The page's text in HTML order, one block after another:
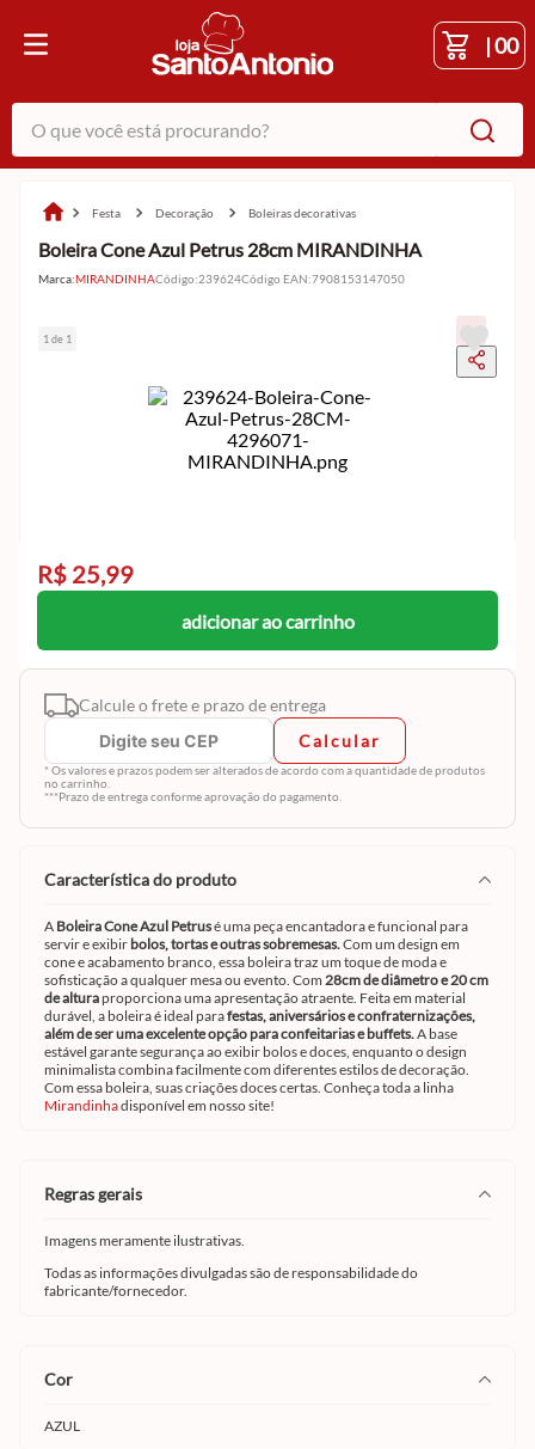
|00
O que você está procurando?
festa decoração boleiras decorativas
Boleira Cone Azul Petrus 28cm MIRANDINHA
Marca:MIRANDINHACódigo:239624Código EAN:7908153147050
1 de 1
R$ 25,99
adicionar ao carrinho
Calcule o frete e prazo de entrega
Calcular
* Os valores e prazos podem ser alterados de acordo com a quantidade de produtos
no carrinho.
***Prazo de entrega conforme aprovação do pagamento.
característica do produto
A Boleira Cone Azul Petrusé uma peça encantadora e funcional para
servir e exibir bolos, tortas e outras sobremesas.Com um design em
cone e acabamento branco, essa boleira traz um toque de moda e
sofisticação a qualquer mesa ou evento. Com 28cm de diâmetro e 20 cm
de alturaproporciona uma apresentação atraente. Feita em material
durável, a boleira é ideal parafestas, aniversários e confraternizações,
além de ser uma excelente opção para confeitarias e buffets.A base
estável garante segurança ao exibir bolos e doces, enquanto o design
minimalista combina facilmente com diferentes estilos de decoração.
Com essa boleira, suas criações doces certas. Conheça toda a linha
Mirandinhadisponível em nosso site!
regras gerais
Imagens meramente ilustrativas.
Todas as informações divulgadas são de responsabilidade do
fabricante/fornecedor.
cor
AZUL